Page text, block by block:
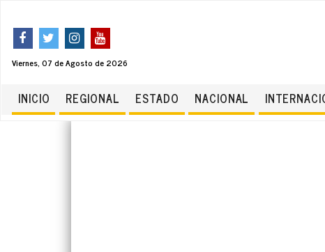
Viernes, 07 de Agosto de 2026
INICIO REGIONAL ESTADO NACIONAL